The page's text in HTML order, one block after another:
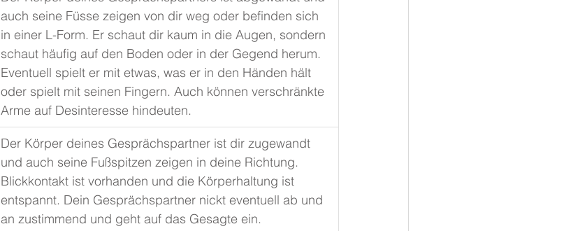
auch seine Füsse zeigen von dir weg oder befinden sich
in einer L-Form. Er schaut dir kaum in die Augen, sondern
schaut häufig auf den Boden oder in der Gegend herum.
Eventuell spielt er mit etwas, was er in den Händen hält
oder spielt mit seinen Fingern. Auch können verschränkte
Arme auf Desinteresse hindeuten.
​Der Körper deines Gesprächspartner ist dir zugewandt
und auch seine Fußspitzen zeigen in deine Richtung.
Blickkontakt ist vorhanden und die Körperhaltung ist
entspannt. Dein Gesprächspartner nickt eventuell ab und
an zustimmend und geht auf das Gesagte ein.